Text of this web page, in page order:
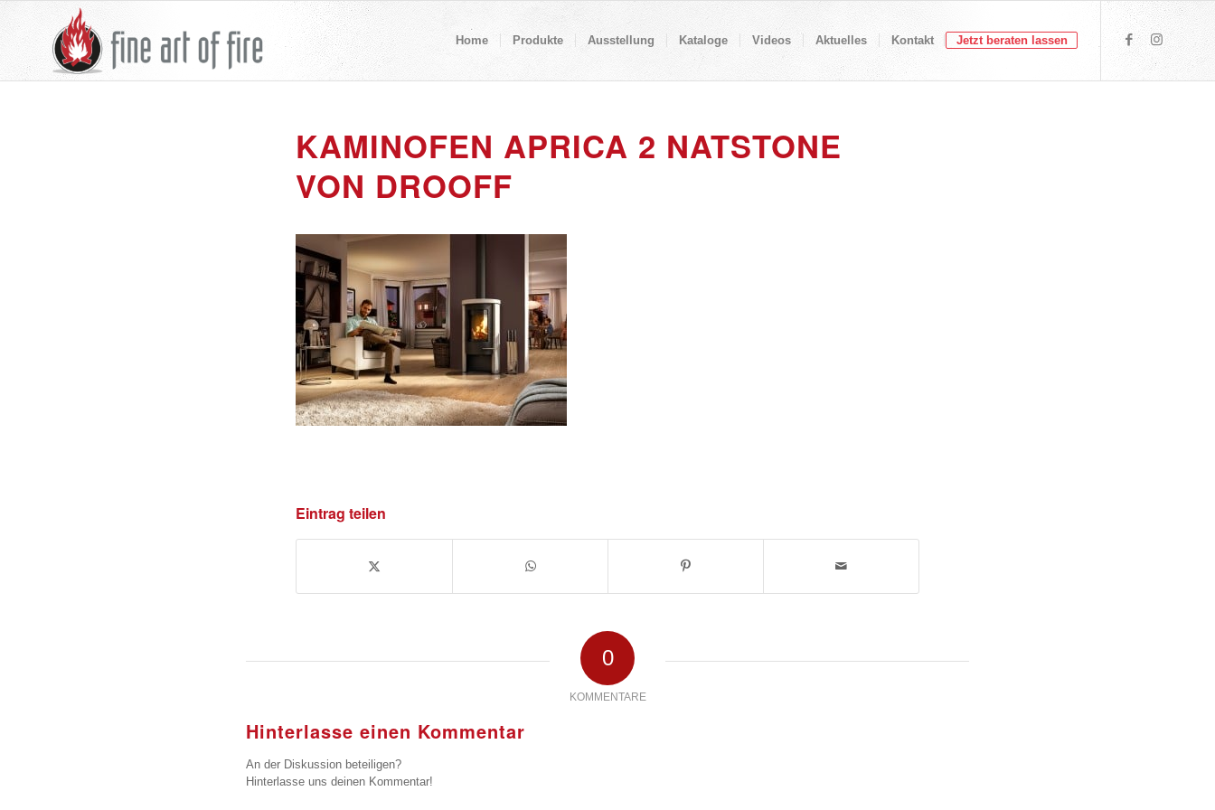
Home Produkte Ausstellung Kataloge Videos Aktuelles Kontakt Jetzt beraten lassen
KAMINOFEN APRICA 2 NATSTONE
VON DROOFF
Eintrag teilen
0
KOMMENTARE
Hinterlasse einen Kommentar
An der Diskussion beteiligen?
Hinterlasse uns deinen Kommentar!